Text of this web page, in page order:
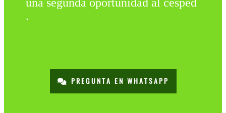
una segunda oportunidad al césped
.
PREGUNTA EN WHATSAPP